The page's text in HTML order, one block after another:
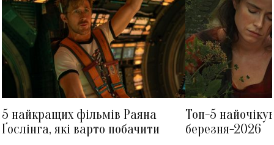
5 найкращих фільмів Раяна
Ґослінга, які варто побачити
Топ-5
березня-2026